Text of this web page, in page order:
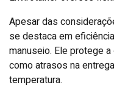
Apesar das
se destaca em
manuseio. Ele protege
como atrasos na
temperatura.